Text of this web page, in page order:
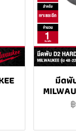
มีดพั